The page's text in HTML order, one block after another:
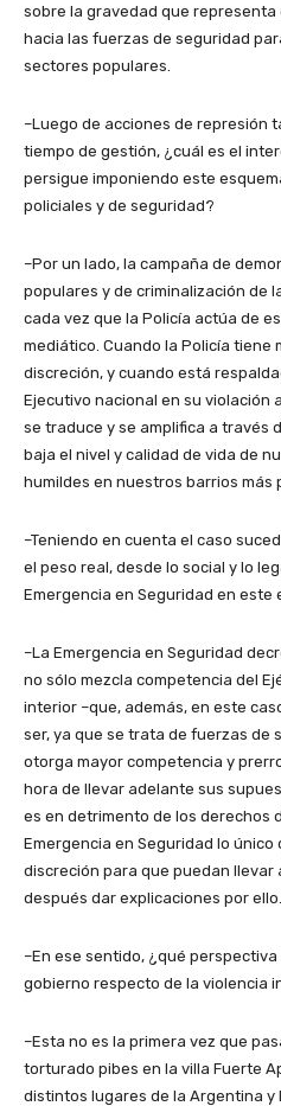
sobre la gravedad que
hacia las fuerzas de seguridad
sectores populares.
–Luego de acciones de represión
tiempo de gestión, ¿cuál es el
persigue imponiendo este
policiales y de seguridad?
–Por un lado, la campaña de
populares y de criminalización de
cada vez que la Policía actúa de
mediático. Cuando la Policía tiene
discreción, y cuando está
Ejecutivo nacional en su violación
se traduce y se amplifica a través
baja el nivel y calidad de vida de
humildes en nuestros barrios más
–Teniendo en cuenta el caso
el peso real, desde lo social y lo
Emergencia en Seguridad en este
–La Emergencia en Seguridad
no sólo mezcla competencia del
interior –que, además, en este
ser, ya que se trata de fuerzas de
otorga mayor competencia y
hora de llevar adelante sus
es en detrimento de los derechos
Emergencia en Seguridad lo
discreción para que puedan
después dar explicaciones por ello.
–En ese sentido, ¿qué
gobierno respecto de la violencia
–Esta no es la primera vez que
torturado pibes en la villa Fuerte
distintos lugares de la Argentina y